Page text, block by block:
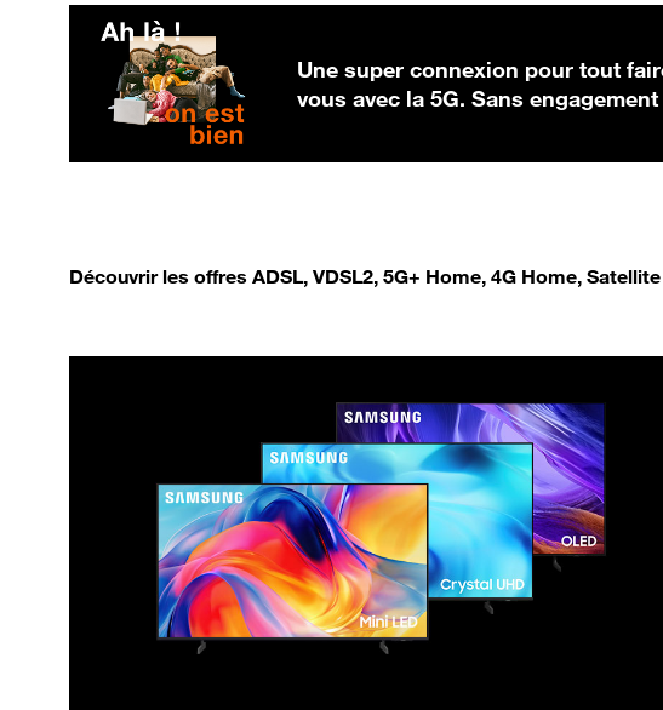
Une super connexion pour tout
vous avec la 5G. Sans engagement
Découvrir les offres ADSL, VDSL2, 5G+ Home, 4G Home, Satellite